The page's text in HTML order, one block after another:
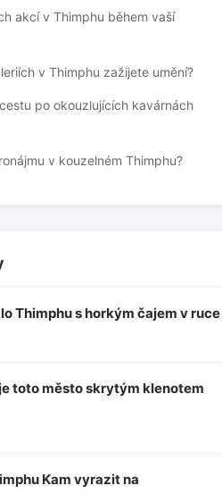
akcí v Thimphu během vaší
v Thimphu zažijete umění?
po okouzlujících kavárnách
v kouzelném Thimphu?
Thimphu s horkým čajem v ruce
toto město skrytým klenotem
Kam vyrazit na